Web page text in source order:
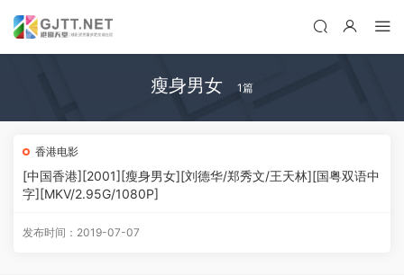
瘦身男女 1篇
香港电影
[中国香港][2001][瘦身男女][刘德华/郑秀文/王天林][国粤双语中
字][MKV/2.95G/1080P]
发布时间：2019-07-07